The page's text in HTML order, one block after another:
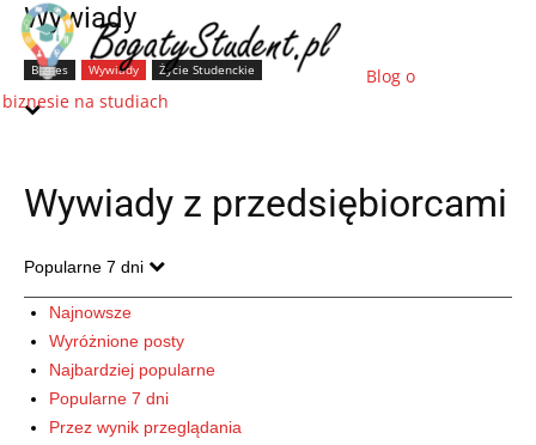
Blog o
biznesie na studiach
Wywiady
Biznes Wywiady Życie Studenckie
Wywiady z przedsiębiorcami
Popularne 7 dni
Najnowsze
Wyróżnione posty
Najbardziej popularne
Popularne 7 dni
Przez wynik przeglądania